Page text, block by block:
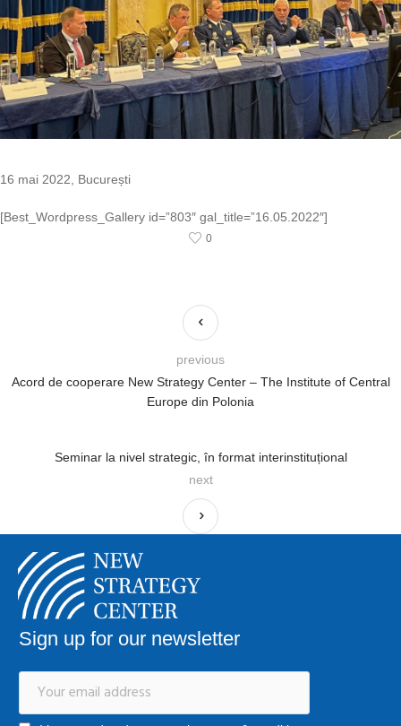
16 mai 2022, București
[Best_Wordpress_Gallery id=”803″ gal_title=”16.05.2022″]
0
Acord de cooperare New Strategy Center – The Institute of Central
Europe din Polonia
previous
Seminar la nivel strategic, în format interinstituțional
next
Sign up for our newsletter